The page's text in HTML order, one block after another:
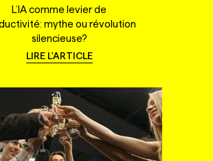
L’IA comme levier de
mythe ou révolution
silencieuse?
LIRE L'ARTICLE